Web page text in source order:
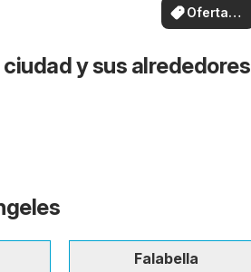
Ofertas
locales
y sus alrededores
Falabella